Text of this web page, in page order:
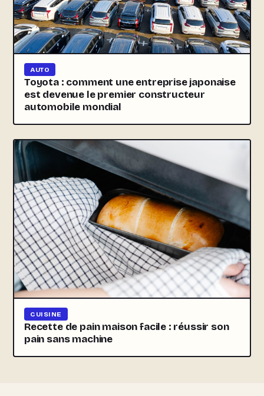
AUTO
Toyota : comment une entreprise japonaise
est devenue le premier constructeur
automobile mondial
CUISINE
Recette de pain maison facile : réussir son
pain sans machine